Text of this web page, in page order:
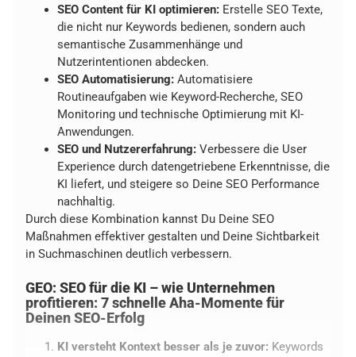
SEO Content für KI optimieren: Erstelle SEO Texte,
die nicht nur Keywords bedienen, sondern auch
semantische Zusammenhänge und
Nutzerintentionen abdecken.
SEO Automatisierung: Automatisiere
Routineaufgaben wie Keyword-Recherche, SEO
Monitoring und technische Optimierung mit KI-
Anwendungen.
SEO und Nutzererfahrung: Verbessere die User
Experience durch datengetriebene Erkenntnisse, die
KI liefert, und steigere so Deine SEO Performance
nachhaltig.
Durch diese Kombination kannst Du Deine SEO
Maßnahmen effektiver gestalten und Deine Sichtbarkeit
in Suchmaschinen deutlich verbessern.
GEO: SEO für die KI – wie Unternehmen
profitieren: 7 schnelle Aha-Momente für
Deinen SEO-Erfolg
KI versteht Kontext besser als je zuvor: Keywords